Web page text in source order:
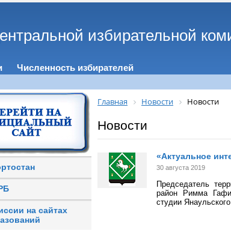
избирательной
Численность избирателей
на сайтах
Главная Новости Новости
Новости
«Актуальное
30 августа 2019
Председатель
район Римма
студии